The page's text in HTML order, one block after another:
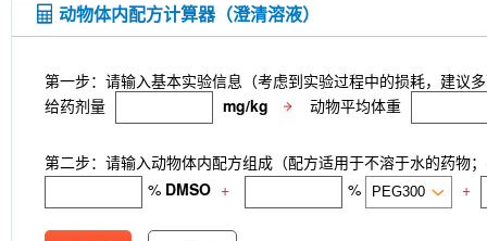
动物体内配方计算器（澄清溶液）
第一步：请输入基本实验信息（考虑到实验过程中的损耗，建议
给药剂量
mg/kg 动物平均体重
第二步：请输入动物体内配方组成（配方适用于不溶于水的药物
% DMSO + % +